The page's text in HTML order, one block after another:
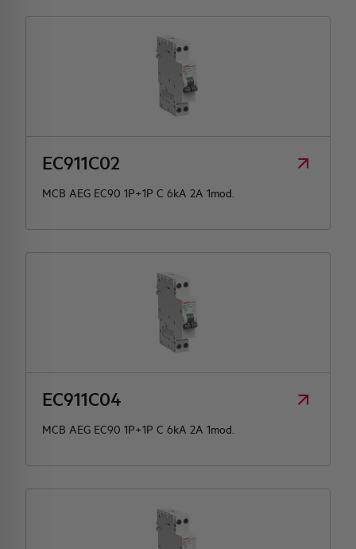
EC911C02
MCB AEG EC90 1P+1P C 6kA 2A 1mod.
EC911C04
MCB AEG EC90 1P+1P C 6kA 2A 1mod.